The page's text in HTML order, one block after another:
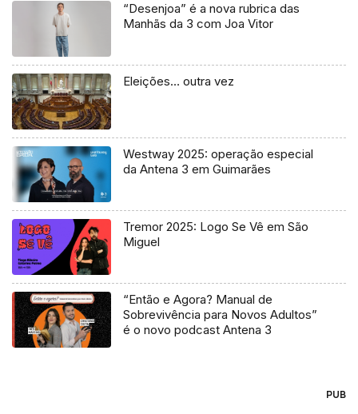
“Desenjoa” é a nova rubrica das
Manhãs da 3 com Joa Vitor
Eleições… outra vez
Westway 2025: operação especial
da Antena 3 em Guimarães
Tremor 2025: Logo Se Vê em São
Miguel
“Então e Agora? Manual de
Sobrevivência para Novos Adultos”
é o novo podcast Antena 3
PUB